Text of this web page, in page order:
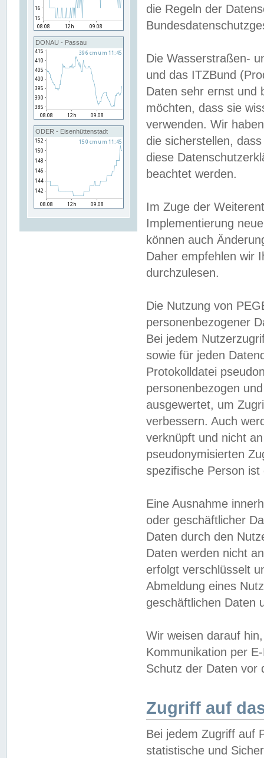
DONAU - Passau
ODER - Eisenhüttenstadt
die Regeln der
Die Wasserstraßen-
und das ITZBund
Daten sehr ernst und
möchten, dass sie
verwenden. Wir
die sicherstellen,
diese
beachtet werden.
Im Zuge der
Implementierung
können auch
Daher empfehlen wir
durchzulesen.
Die Nutzung von
personenbezogener
Bei jedem
sowie für jeden
Protokolldatei
personenbezogen
ausgewertet, um
verbessern. Auch
verknüpft und nicht
pseudonymisierten
spezifische Person
Eine Ausnahme
oder geschäftlicher
Daten durch den
Daten werden nicht
erfolgt verschlüsselt
Abmeldung eines
geschäftlichen Daten
Wir weisen darauf
Kommunikation per
Schutz der Daten vor
Zugriff auf
Bei jedem Zugriff auf
statistische und